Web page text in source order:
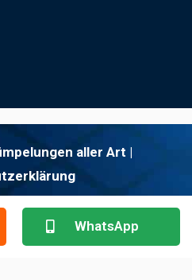
aller Art |
WhatsApp